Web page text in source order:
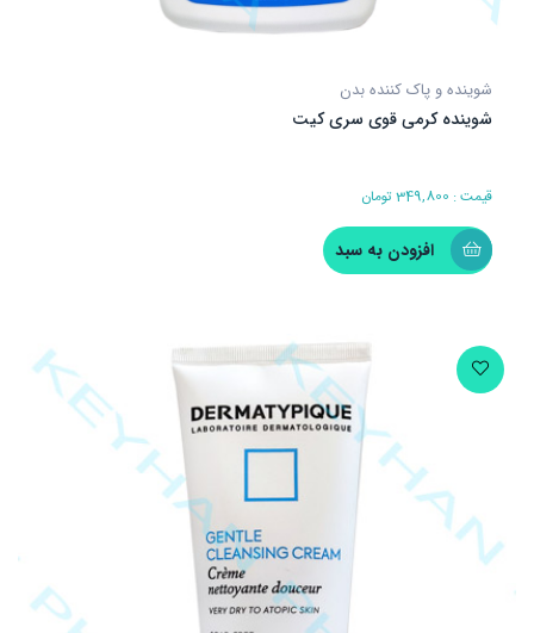
شوینده و پاک کننده بدن
شوینده کرمی قوی سری کیت
قیمت : تومان
افزودن به سبد